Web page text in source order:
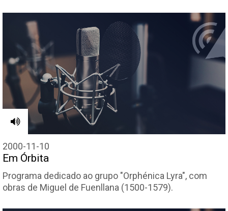
2000-11-10
Em Órbita
Programa dedicado ao grupo "Orphénica Lyra", com
obras de Miguel de Fuenllana (1500-1579).